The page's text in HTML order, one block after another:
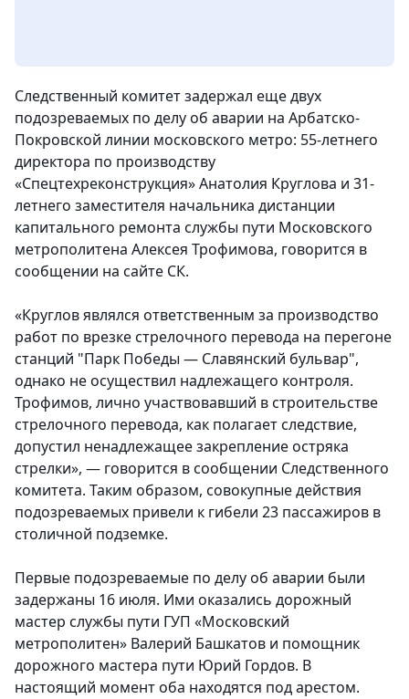
Следственный комитет задержал еще двух
подозреваемых по делу об аварии на Арбатско-
Покровской линии московского метро: 55-летнего
директора по производству
«Спецтехреконструкция» Анатолия Круглова и 31-
летнего заместителя начальника дистанции
капитального ремонта службы пути Московского
метрополитена Алексея Трофимова, говорится в
сообщении на сайте СК.
«Круглов являлся ответственным за производство
работ по врезке стрелочного перевода на перегоне
станций "Парк Победы — Славянский бульвар",
однако не осуществил надлежащего контроля.
Трофимов, лично участвовавший в строительстве
стрелочного перевода, как полагает следствие,
допустил ненадлежащее закрепление остряка
стрелки», — говорится в сообщении Следственного
комитета. Таким образом, совокупные действия
подозреваемых привели к гибели 23 пассажиров в
столичной подземке.
Первые подозреваемые по делу об аварии были
задержаны 16 июля. Ими оказались дорожный
мастер службы пути ГУП «Московский
метрополитен» Валерий Башкатов и помощник
дорожного мастера пути Юрий Гордов. В
настоящий момент оба находятся под арестом.